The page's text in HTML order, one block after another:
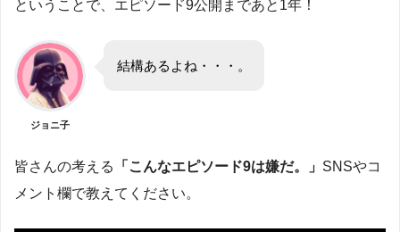
ということで、エピソード9公開まであと1年！
ジョニ子
結構あるよね・・・。
皆さんの考える 「こんなエピソード9は嫌だ。」 SNSやコ
メント欄で教えてください。